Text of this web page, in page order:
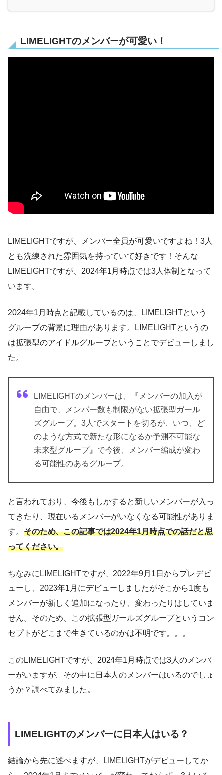
LIMELIGHTのメンバーが可愛い！
LIMELIGHTですが、メンバー全員が可愛いですよね！3人
とも洗練された雰囲気を持っていて好きです！そんな
LIMELIGHTですが、2024年1月時点では3人体制となって
います。
2024年1月時点と記載しているのは、LIMELIGHTという
グループの背景に理由があります。LIMELIGHTというの
は拡張型のアイドルグループということでデビューしまし
た。
LIMELIGHTのメンバーは、『メンバーの加入が
自由で、メンバー数も制限がない拡張型ガール
ズグループ。3人でスタートを切るが、いつ、ど
のような方式で新たな形になるか予測不可能な
未来型グループ』で今後、メンバー編成が変わ
る可能性のあるグループ。
と言われており、今後もしかすると新しいメンバーが入っ
てきたり、現在いるメンバーがいなくなる可能性がありま
す。 そのため、この記事では2024年1月時点での話だと思
ってください。
ちなみにLIMELIGHTですが、2022年9月1日からプレデビ
ューし、2023年1月にデビューしましたがそこから1度も
メンバーが新しく追加になったり、変わったりはしていま
せん。そのため、この拡張型ガールズグループというコン
セプトがどこまで生きているのかは不明です。。。
このLIMELIGHTですが、2024年1月時点では3人のメンバ
ーがいますが、その中に日本人のメンバーはいるのでしょ
うか？調べてみました。
LIMELIGHTのメンバーに日本人はいる？
結論から先に述べますが、LIMELIGHTがデビューしてか